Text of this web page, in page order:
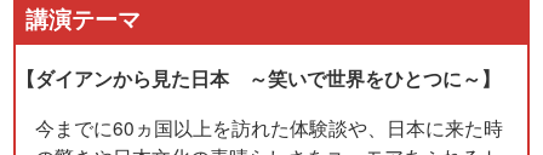
講演テーマ
【ダイアンから見た日本 ～笑いで世界をひとつに～】
今までに60ヵ国以上を訪れた体験談や、日本に来た時